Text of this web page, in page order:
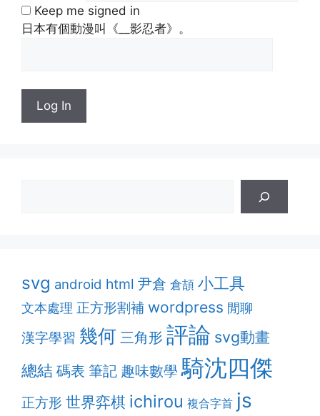
Keep me signed in
日本有個動漫叫《__影忍者》。
Log In
svg android html 尹倉 倉頡 小工具
文本處理 正方形割補 wordpress 閒聊
漢字學習 幾何 三角形 評論 svg動畫
總結 碼表 筆記 趣味數學 騎沈四傑
正方形 世界弈棋 ichirou 複合字首 js